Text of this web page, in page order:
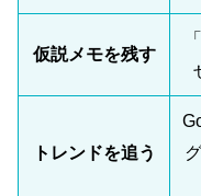
仮説メモを残す
トレンドを追う